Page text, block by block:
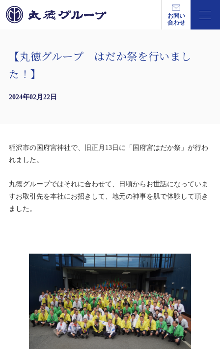
お問い
合わせ
【丸徳グループ はだか祭を行いまし
た！】
2024年02月22日
稲沢市の国府宮神社で、旧正月13日に「国府宮はだか祭」が行わ
れました。
丸徳グループではそれに合わせて、日頃からお世話になっていま
すお取引先を本社にお招きして、地元の神事を肌で体験して頂き
ました。